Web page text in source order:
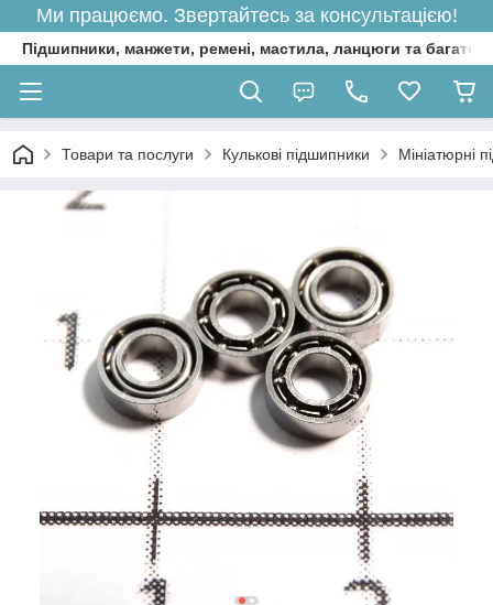
Ми працюємо. Звертайтесь за консультацією!
Підшипники, манжети, ремені, мастила, ланцюги та багато
Товари та послуги Кулькові підшипники Мініатюрні